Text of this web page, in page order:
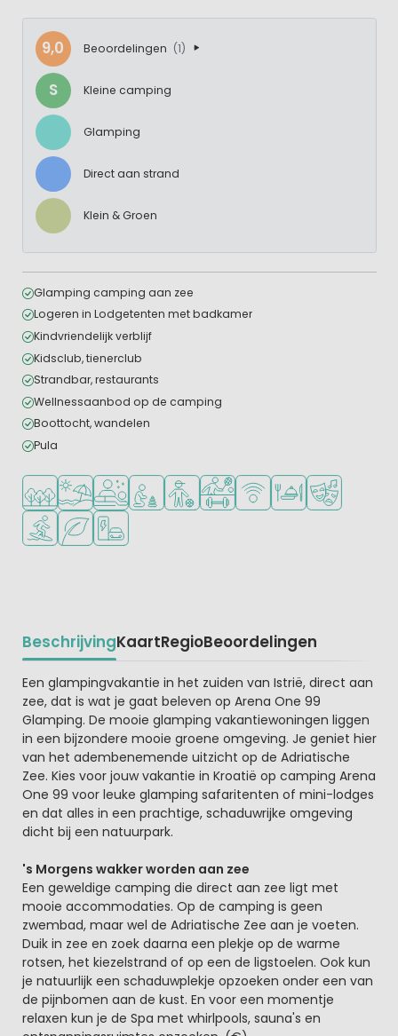
9,0 Beoordelingen (1)
S Kleine camping
Glamping
Direct aan strand
Klein & Groen
Glamping camping aan zee
Logeren in Lodgetenten met badkamer
Kindvriendelijk verblijf
Kidsclub, tienerclub
Strandbar, restaurants
Wellnessaanbod op de camping
Boottocht, wandelen
Pula
Ligt in een bosrijke omgeving
Ligt bij strand en zee
Wellnessfaciliteiten
Aanbevolen voor jonge kinderen
Aanbevolen voor tieners
Veel mogelijkheden om te
WiFi beschikbaar
Restaurant of
Watersportfaciliteiten
Groene ligging
Laadpaal elektrische auto
BeschrijvingKaartRegioBeoordelingen
Beschrijving
Een glampingvakantie in het zuiden van Istrië, direct aan
zee, dat is wat je gaat beleven op Arena One 99
Glamping. De mooie glamping vakantiewoningen liggen
in een bijzondere mooie groene omgeving. Je geniet hier
van het adembenemende uitzicht op de Adriatische
Zee. Kies voor jouw vakantie in Kroatië op camping Arena
One 99 voor leuke glamping safaritenten of mini-lodges
en dat alles in een prachtige, schaduwrijke omgeving
dicht bij een natuurpark.
's Morgens wakker worden aan zee
Een geweldige camping die direct aan zee ligt met
mooie accommodaties. Op de camping is geen
zwembad, maar wel de Adriatische Zee aan je voeten.
Duik in zee en zoek daarna een plekje op de warme
rotsen, het kiezelstrand of op een de ligstoelen. Ook kun
je natuurlijk een schaduwplekje opzoeken onder een van
de pijnbomen aan de kust. En voor een momentje
relaxen kun je de Spa met whirlpools, sauna's en